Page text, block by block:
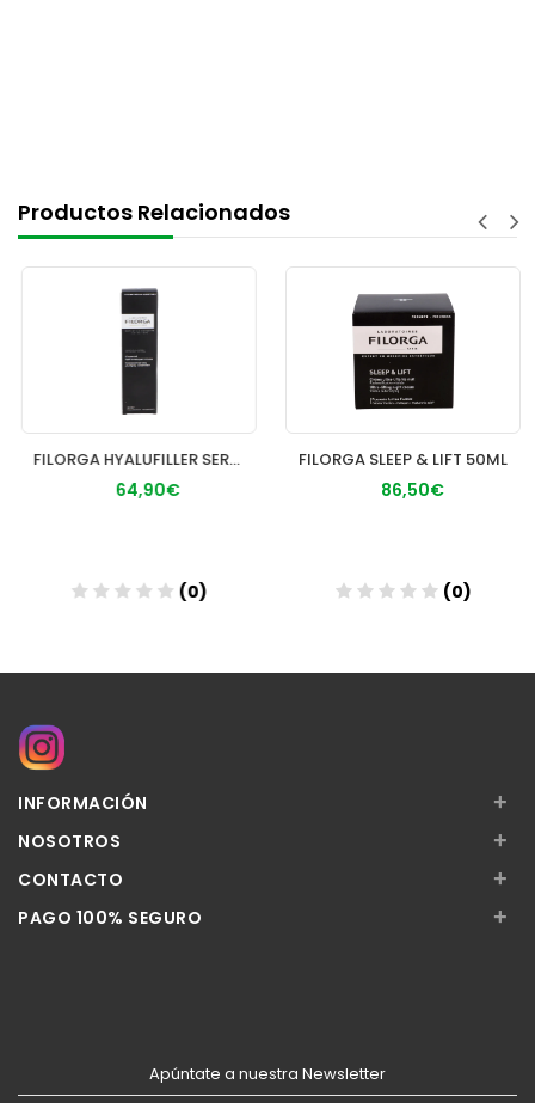
Productos Relacionados
FILORGA HYALUFILLER SERUM 30ML
64,90€
(0)
FILORGA SLEEP & LIFT 50ML
86,50€
(0)
INFORMACIÓN +
NOSOTROS +
CONTACTO +
PAGO 100% SEGURO +
Apúntate a nuestra Newsletter